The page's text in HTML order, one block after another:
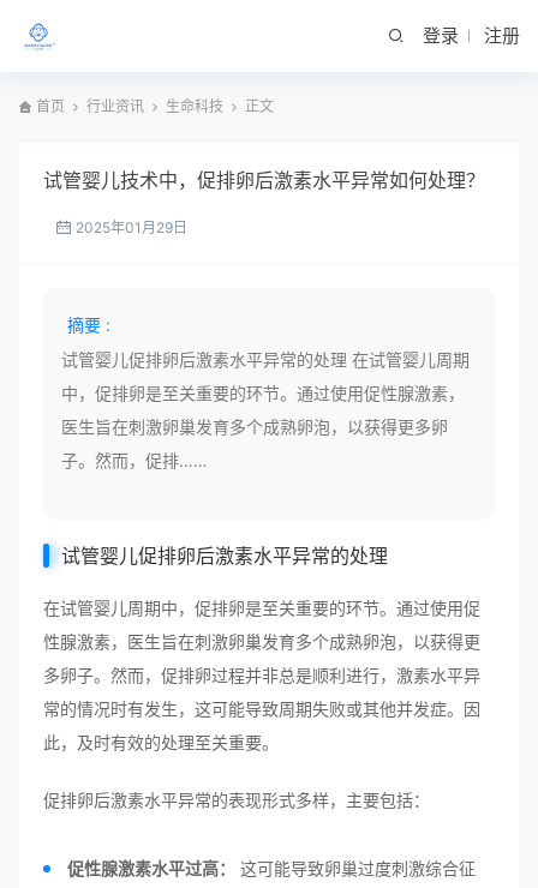
登录 注册
首页 行业资讯 生命科技 正文
试管婴儿技术中，促排卵后激素水平异常如何处理？
2025年01月29日
摘要 :
试管婴儿促排卵后激素水平异常的处理 在试管婴儿周期
中，促排卵是至关重要的环节。通过使用促性腺激素，
医生旨在刺激卵巢发育多个成熟卵泡，以获得更多卵
子。然而，促排……
试管婴儿促排卵后激素水平异常的处理
在试管婴儿周期中，促排卵是至关重要的环节。通过使用促
性腺激素，医生旨在刺激卵巢发育多个成熟卵泡，以获得更
多卵子。然而，促排卵过程并非总是顺利进行，激素水平异
常的情况时有发生，这可能导致周期失败或其他并发症。因
此，及时有效的处理至关重要。
促排卵后激素水平异常的表现形式多样，主要包括：
促性腺激素水平过高： 这可能导致卵巢过度刺激综合征